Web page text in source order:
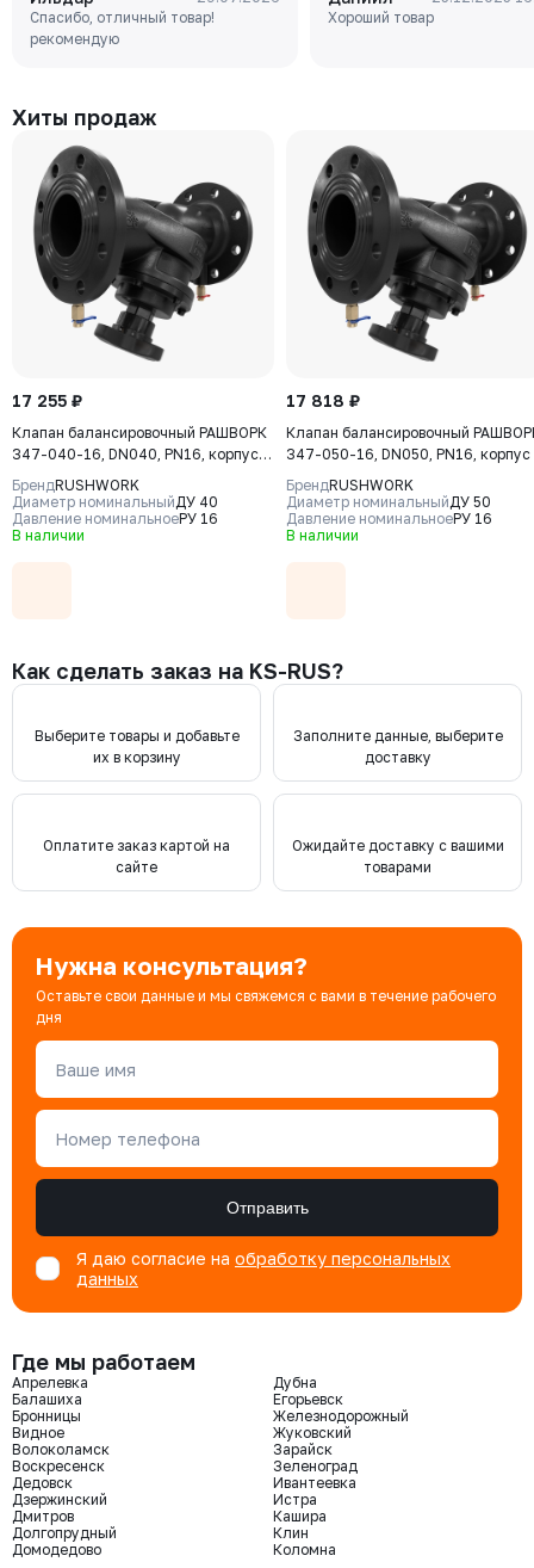
15 (GGG40), уплотнение -
EPDM, М/Ф, рукоятка
Спасибо, отличный товар!
рекомендую
Tmax=110°C Ф/Ф
Хороший товар
Хиты продаж
17 255 ₽
Клапан балансировочный РАШВОРК
347-040-16, DN040, PN16, корпус -
чугун GJS-400-15 (GGG40), клапан
- нерж. сталь CF8, уплотнение -
EPDM, Ф/Ф
БрендRUSHWORK
Диаметр номинальныйДУ 40
Давление номинальноеРУ 16
В наличии
17 818 ₽
Клапан балансировочный
347-050-16, DN050, PN16,
чугун GJS-400-15 (GGG40),
- нерж. сталь CF8, уплотнение -
EPDM, Ф/Ф
БрендRUSHWORK
Диаметр номинальныйДУ 50
Давление номинальноеРУ 16
В наличии
Как сделать заказ на KS-RUS?
Выберите товары и добавьте
их в корзину
Заполните данные, выберите
доставку
Оплатите заказ картой на
сайте
Ожидайте доставку с вашими
товарами
Нужна консультация?
Оставьте свои данные и мы свяжемся с вами в течение рабочего
дня
Ваше имя
Номер телефона
Отправить
Я даю согласие на обработку персональных
данных
Где мы работаем
Апрелевка
Балашиха
Бронницы
Видное
Волоколамск
Воскресенск
Дедовск
Дзержинский
Дмитров
Долгопрудный
Домодедово
Дубна
Егорьевск
Железнодорожный
Жуковский
Зарайск
Зеленоград
Ивантеевка
Истра
Кашира
Клин
Коломна